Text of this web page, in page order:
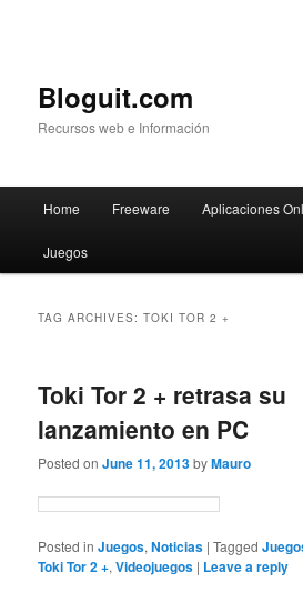
Bloguit.com
Recursos web e Información
Skip
to
Skip
to
Home Freeware Aplicaciones
Juegos
TAG ARCHIVES:TOKI TOR 2 +
Toki Tor 2 + retrasa su
lanzamiento en PC
Posted onJune 11, 2013byMauro
Posted in Juegos,Noticias |Tagged
Toki Tor 2 +,Videojuegos | Leave a reply